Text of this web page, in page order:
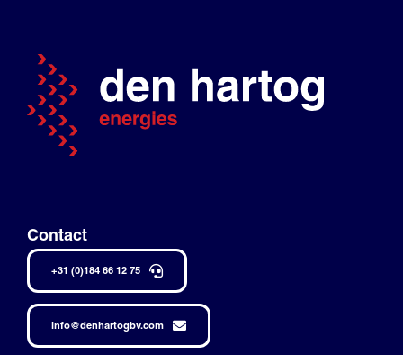
Contact
+31 (0)184 66 12 75
info@denhartogbv.com